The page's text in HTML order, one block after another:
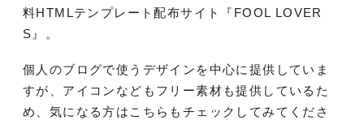
料HTMLテンプレート配布サイト『FOOL LOVER
S』。
個人のブログで使うデザインを中心に提供していま
すが、アイコンなどもフリー素材も提供しているた
め、気になる方はこちらもチェックしてみてくださ